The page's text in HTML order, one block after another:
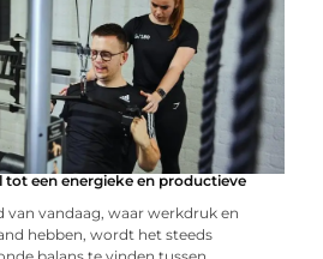
tot een energieke en productieve
van vandaag, waar werkdruk en
hebben, wordt het steeds